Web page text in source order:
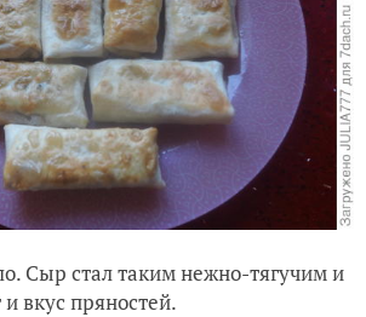
Сыр стал таким нежно-тягучим и
вкус пряностей.